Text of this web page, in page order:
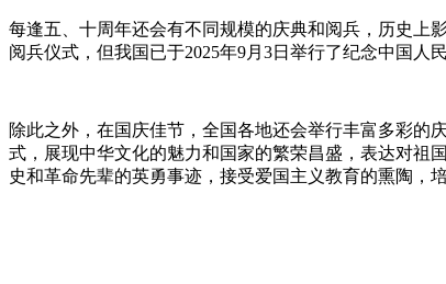
每逢五、十周年还会有不同规模的庆典和阅兵，历史上
阅兵仪式，但我国已于2025年9月3日举行了纪念中国人
除此之外，在国庆佳节，全国各地还会举行丰富多彩的
式，展现中华文化的魅力和国家的繁荣昌盛，表达对祖
史和革命先辈的英勇事迹，接受爱国主义教育的熏陶，